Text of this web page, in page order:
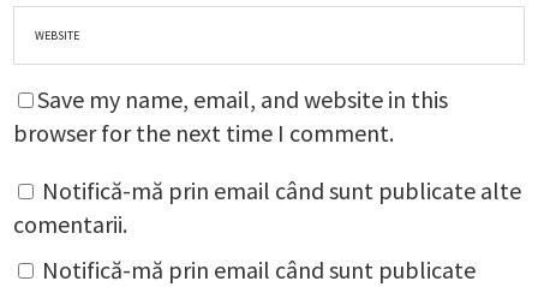
Save my name, email, and website in this
browser for the next time I comment.
Notifică-mă prin email când sunt publicate alte
comentarii.
Notifică-mă prin email când sunt publicate